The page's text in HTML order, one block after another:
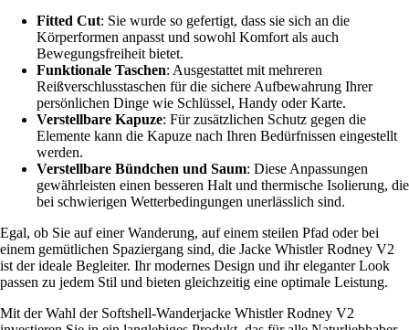
Fitted Cut: Sie wurde so gefertigt, dass sie sich an die
Körperformen anpasst und sowohl Komfort als auch
Bewegungsfreiheit bietet.
Funktionale Taschen: Ausgestattet mit mehreren
Reißverschlusstaschen für die sichere Aufbewahrung Ihrer
persönlichen Dinge wie Schlüssel, Handy oder Karte.
Verstellbare Kapuze: Für zusätzlichen Schutz gegen die
Elemente kann die Kapuze nach Ihren Bedürfnissen eingestellt
werden.
Verstellbare Bündchen und Saum: Diese Anpassungen
gewährleisten einen besseren Halt und thermische Isolierung, die
bei schwierigen Wetterbedingungen unerlässlich sind.
Egal, ob Sie auf einer Wanderung, auf einem steilen Pfad oder bei
einem gemütlichen Spaziergang sind, die Jacke Whistler Rodney V2
ist der ideale Begleiter. Ihr modernes Design und ihr eleganter Look
passen zu jedem Stil und bieten gleichzeitig eine optimale Leistung.
Mit der Wahl der Softshell-Wanderjacke Whistler Rodney V2